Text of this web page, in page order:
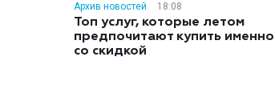
Архив новостей 18:08
Топ услуг, которые летом
предпочитают купить именно
со скидкой